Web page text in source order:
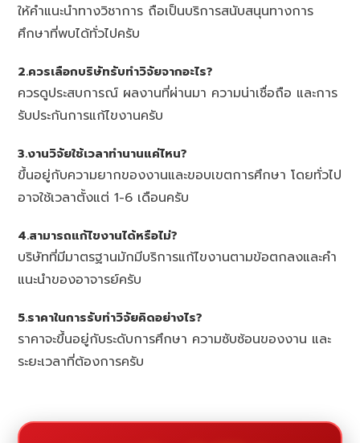
ให้คำแนะนำทางวิชาการ ถือเป็นบริการสนับสนุนทางการ
ศึกษาที่พบได้ทั่วไปครับ
2.ควรเลือกบริษัทรับทำวิจัยจากอะไร?
ควรดูประสบการณ์ ผลงานที่ผ่านมา ความน่าเชื่อถือ และการ
รับประกันการแก้ไขงานครับ
3.งานวิจัยใช้เวลาทำนานแค่ไหน?
ขึ้นอยู่กับความยากของงานและขอบเขตการศึกษา โดยทั่วไป
อาจใช้เวลาตั้งแต่ 1-6 เดือนครับ
4.สามารถแก้ไขงานได้หรือไม่?
บริษัทที่มีมาตรฐานมักมีบริการแก้ไขงานตามข้อตกลงและคำ
แนะนำของอาจารย์ครับ
5.ราคาในการรับทำวิจัยคิดอย่างไร?
ราคาจะขึ้นอยู่กับระดับการศึกษา ความซับซ้อนของงาน และ
ระยะเวลาที่ต้องการครับ